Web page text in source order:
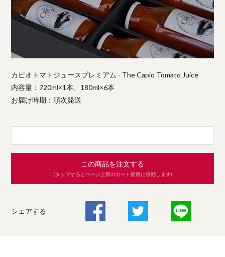
カピオトマトジュースプレミアム - The Capio Tomato Juice
内容量：720ml×1本、180ml×6本
お届け時期：順次発送
この商品を注文する
(タップするとページ上部のカート箇所に移動します)
シェアする